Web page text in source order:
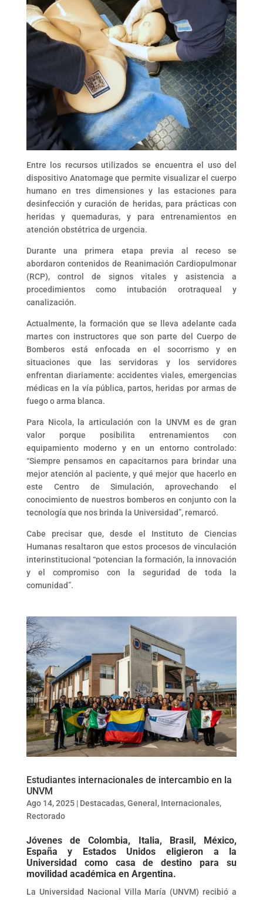
Entre los recursos utilizados se encuentra el uso del
dispositivo Anatomage que permite visualizar el cuerpo
humano en tres dimensiones y las estaciones para
desinfección y curación de heridas, para prácticas con
heridas y quemaduras, y para entrenamientos en
atención obstétrica de urgencia.
Durante una primera etapa previa al receso se
abordaron contenidos de Reanimación Cardiopulmonar
(RCP), control de signos vitales y asistencia a
procedimientos como intubación orotraqueal y
canalización.
Actualmente, la formación que se lleva adelante cada
martes con instructores que son parte del Cuerpo de
Bomberos está enfocada en el socorrismo y en
situaciones que las servidoras y los servidores
enfrentan diariamente: accidentes viales, emergencias
médicas en la vía pública, partos, heridas por armas de
fuego o arma blanca.
Para Nicola, la articulación con la UNVM es de gran
valor porque posibilita entrenamientos con
equipamiento moderno y en un entorno controlado:
“Siempre pensamos en capacitarnos para brindar una
mejor atención al paciente, y qué mejor que hacerlo en
este Centro de Simulación, aprovechando el
conocimiento de nuestros bomberos en conjunto con la
tecnología que nos brinda la Universidad”, remarcó.
Cabe precisar que, desde el Instituto de Ciencias
Humanas resaltaron que estos procesos de vinculación
interinstitucional “potencian la formación, la innovación
y el compromiso con la seguridad de toda la
comunidad”.
Estudiantes internacionales de intercambio en la
UNVM
Ago 14, 2025| Destacadas,General , Internacionales,
Rectorado
Jóvenes de Colombia, Italia, Brasil, México,
España y Estados Unidos eligieron a la
Universidad como casa de destino para su
movilidad académica en Argentina.
La Universidad Nacional Villa María (UNVM) recibió a